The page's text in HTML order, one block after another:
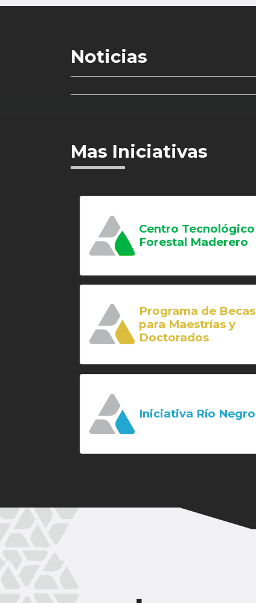
Noticias
Mas Iniciativas
Centro Tecnológico
Forestal Maderero
Programa de Becas
para Maestrías y
Doctorados
Iniciativa Río Negro